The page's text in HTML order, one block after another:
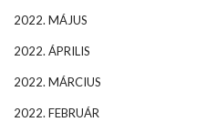
2022. MÁJUS
2022. ÁPRILIS
2022. MÁRCIUS
2022. FEBRUÁR